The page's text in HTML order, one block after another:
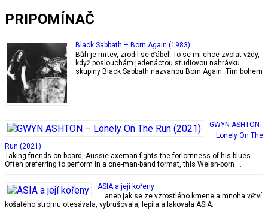
PRIPOMÍNAČ
Black Sabbath – Born Again (1983)
Bůh je mrtev, zrodil se ďábel! To se mi chce zvolat vždy,
když poslouchám jedenáctou studiovou nahrávku
skupiny Black Sabbath nazvanou Born Again. Tím bohem
…
GWYN ASHTON
– Lonely On The
Run (2021)
Taking friends on board, Aussie axeman fights the forlornness of his blues.
Often preferring to perform in a one-man-band format, this Welsh-born …
ASIA a její kořeny
… aneb jak se ze vzrostlého kmene a mnoha větví
košatého stromu otesávala, vybrušovala, lepila a lakovala ASIA.